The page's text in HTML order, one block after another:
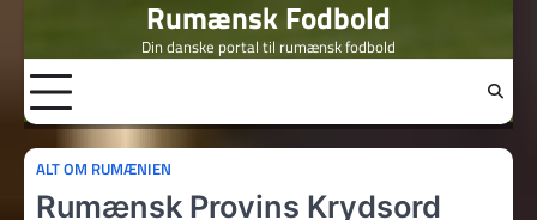
content
Rumænsk Fodbold
Din danske portal til rumænsk fodbold
ALT OM RUMÆNIEN
Rumænsk Provins Krydsord